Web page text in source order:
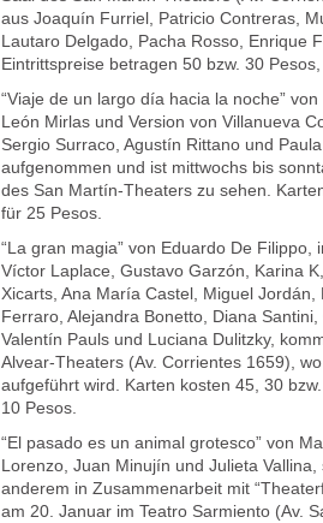
aus Joaquín Furriel, Patricio Contreras,
Lautaro Delgado, Pacha Rosso, Enrique
Eintrittspreise betragen 50 bzw. 30
“Viaje de un largo día hacia la noche”
León Mirlas und Version von Villanueva
Sergio Surraco, Agustín Rittano und
aufgenommen und ist mittwochs bis
des San Martín-Theaters zu sehen.
für 25 Pesos.
“La gran magia” von Eduardo De
Víctor Laplace, Gustavo Garzón, Karina
Xicarts, Ana María Castel, Miguel
Ferraro, Alejandra Bonetto, Diana
Valentín Pauls und Luciana Dulitzky,
Alvear-Theaters (Av. Corrientes 1659),
aufgeführt wird. Karten kosten 45, 30
10 Pesos.
“El pasado es un animal grotesco” von
Lorenzo, Juan Minujín und Julieta
anderem in Zusammenarbeit mit
am 20. Januar im Teatro Sarmiento (Av.